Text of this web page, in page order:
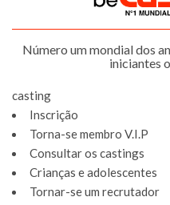
Número um mondial dos
iniciantes
casting
Inscrição
Torna-se membro V.I.P
Consultar os castings
Crianças e adolescentes
Tornar-se um recrutador